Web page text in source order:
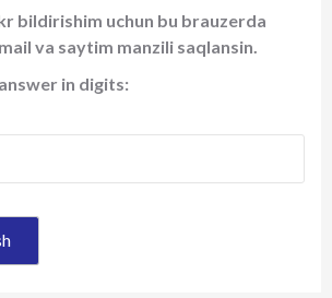
bildirishim uchun bu brauzerda
va saytim manzili saqlansin.
in digits: